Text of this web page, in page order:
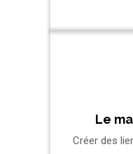
Le
Créer des